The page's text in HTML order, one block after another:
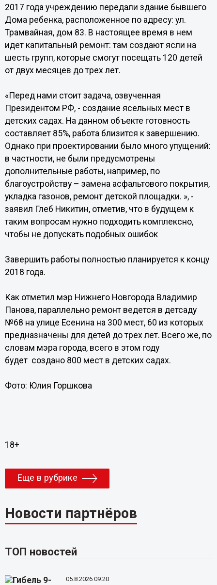
2017 года учреждению передали здание бывшего
Дома ребенка, расположенное по адресу: ул.
Трамвайная, дом 83. В настоящее время в нем
идет капитальный ремонт: там создают ясли на
шесть групп, которые смогут посещать 120 детей
от двух месяцев до трех лет.
«Перед нами стоит задача, озвученная
Президентом РФ, - создание ясельных мест в
детских садах. На данном объекте готовность
составляет 85%, работа близится к завершению.
Однако при проектировании было много упущений:
в частности, не были предусмотрены
дополнительные работы, например, по
благоустройству – замена асфальтового покрытия,
укладка газонов, ремонт детской площадки. », -
заявил Глеб Никитин, отметив, что в будущем к
таким вопросам нужно подходить комплексно,
чтобы не допускать подобных ошибок
Завершить работы полностью планируется к концу
2018 года.
Как отметил мэр Нижнего Новгорода Владимир
Панова, параллельно ремонт ведется в детсаду
№68 на улице Есенина на 300 мест, 60 из которых
предназначены для детей до трех лет. Всего же, по
словам мэра города, всего в этом году
будет создано 800 мест в детских садах.
Фото: Юлия Горшкова
18+
Еще в рубрике
Новости партнёров
ТОП новостей
05.8.2026 09:20